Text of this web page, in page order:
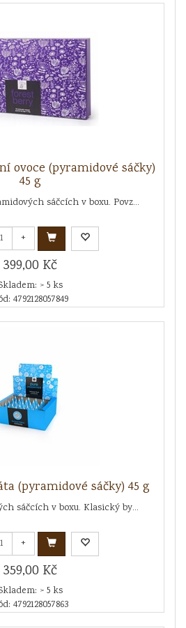
ovoce (pyramidové sáčky)
45 g
sáčcích v boxu. Povz...
+
399,00 Kč
> 5 ks
4792128057849
(pyramidové sáčky) 45 g
sáčcích v boxu. Klasický by...
+
359,00 Kč
> 5 ks
4792128057863